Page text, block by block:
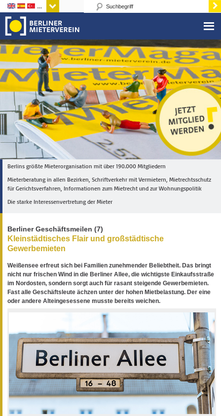
Sprachen
Berlins größte Mieterorganisation mit über 190.000 Mitgliedern
Mieterberatung in allen Bezirken, Schriftverkehr mit Vermietern, Mietrechtsschutz
für Gerichtsverfahren, Informationen zum Mietrecht und zur Wohnungspolitik
Die starke Interessenvertretung der Mieter
Berliner Geschäftsmeilen (7)
Kleinstädtisches Flair und großstädtische
Gewerbemieten
Weißensee erfreut sich bei Familien zunehmender Beliebtheit. Das bringt
nicht nur frischen Wind in die Berliner Allee, die wichtigste Einkaufsstraße
im Nordosten, sondern sorgt auch für rasant steigende Gewerbemieten.
Fast alle Geschäftsleute ächzen unter der hohen Mietbelastung. Der eine
oder andere Alteingesessene musste bereits weichen.